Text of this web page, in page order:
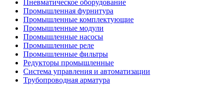
Пневматическое оборудование
Промышленная фурнитура
Промышленные комплектующие
Промышленные модули
Промышленные насосы
Промышленные реле
Промышленные фильтры
Редукторы промышленные
Система управления и автоматизации
Трубопроводная арматура